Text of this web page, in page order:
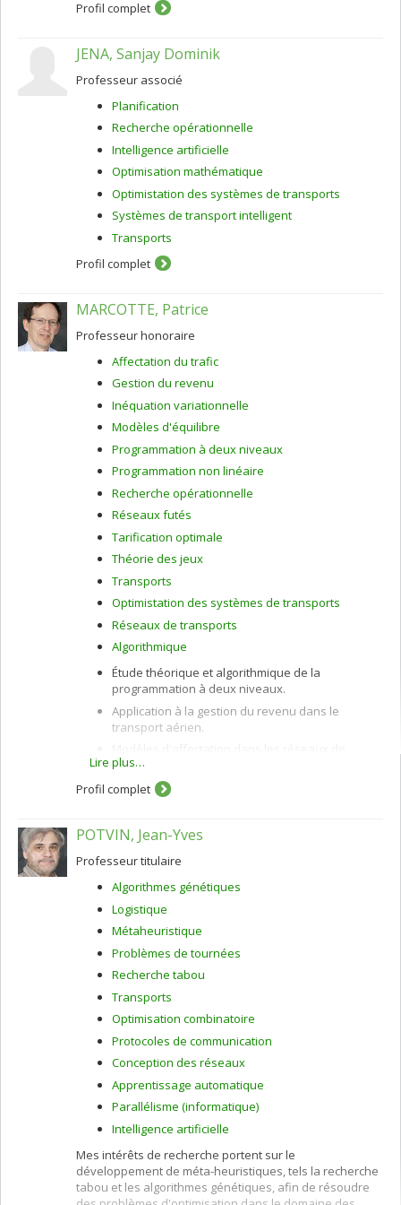
Profil complet
JENA, Sanjay Dominik
Professeur associé
Planification
Recherche opérationnelle
Intelligence artificielle
Optimisation mathématique
Optimistation des systèmes de transports
Systèmes de transport intelligent
Transports
Profil complet
MARCOTTE, Patrice
Professeur honoraire
Affectation du trafic
Gestion du revenu
Inéquation variationnelle
Modèles d'équilibre
Programmation à deux niveaux
Programmation non linéaire
Recherche opérationnelle
Réseaux futés
Tarification optimale
Théorie des jeux
Transports
Optimistation des systèmes de transports
Réseaux de transports
Algorithmique
Étude théorique et algorithmique de la
programmation à deux niveaux.
Application à la gestion du revenu dans le
transport aérien.
transport urbain et interurbain.
Étude algorithmique des inéquations
Lire plus…
Profil complet
POTVIN, Jean-Yves
Professeur titulaire
Algorithmes génétiques
Logistique
Métaheuristique
Problèmes de tournées
Recherche tabou
Transports
Optimisation combinatoire
Protocoles de communication
Conception des réseaux
Apprentissage automatique
Parallélisme (informatique)
Intelligence artificielle
Mes intérêts de recherche portent sur le
développement de méta-heuristiques, tels la recherche
tabou et les algorithmes génétiques, afin de résoudre